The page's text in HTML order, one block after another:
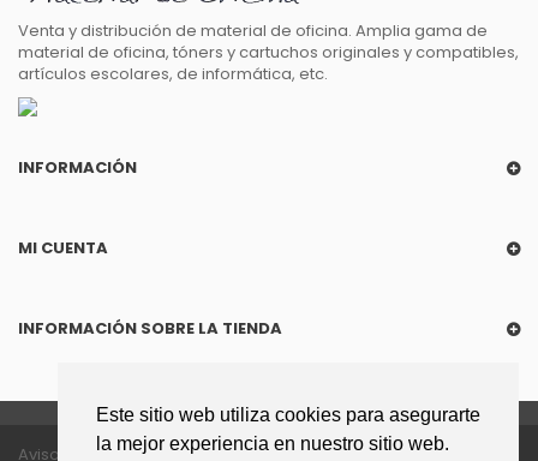
Este sitio web utiliza cookies para asegurarte
la mejor experiencia en nuestro sitio web.
Venta y distribución de material de oficina. Amplia gama de
material de oficina, tóners y cartuchos originales y compatibles,
artículos escolares, de informática, etc.
INFORMACIÓN
MI CUENTA
INFORMACIÓN SOBRE LA TIENDA
Aviso legal Política de privacidad